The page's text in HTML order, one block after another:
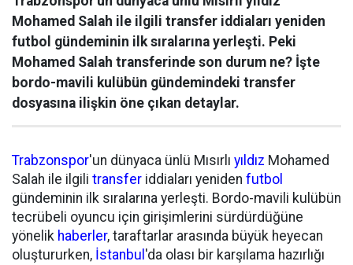
Mohamed Salah ile ilgili transfer iddiaları yeniden
futbol gündeminin ilk sıralarına yerleşti. Peki
Mohamed Salah transferinde son durum ne? İşte
bordo-mavili kulübün gündemindeki transfer
dosyasına ilişkin öne çıkan detaylar.
Trabzonspor'un dünyaca ünlü Mısırlı yıldız Mohamed
Salah ile ilgili transfer iddiaları yeniden futbol
gündeminin ilk sıralarına yerleşti. Bordo-mavili kulübün
tecrübeli oyuncu için girişimlerini sürdürdüğüne
yönelik haberler, taraftarlar arasında büyük heyecan
oluştururken, İstanbul 'da olası bir karşılama hazırlığı